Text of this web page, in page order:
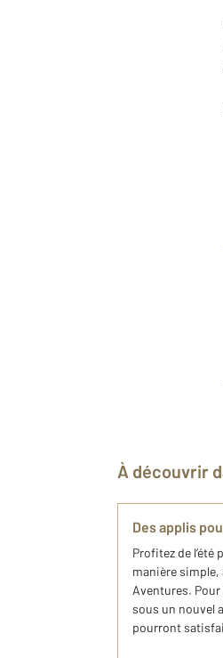
À découvrir
Des applis
Profitez de
manière simple,
Aventures.
sous un nouvel
pourront